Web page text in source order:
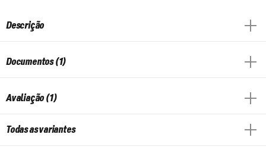
Descrição
Documentos (1)
Avaliação (1)
Todas as variantes